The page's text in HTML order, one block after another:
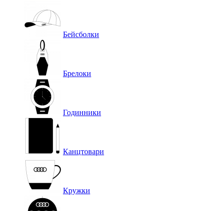
Бейсболки
Брелоки
Годинники
Канцтовари
Кружки